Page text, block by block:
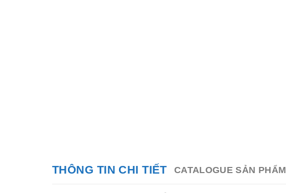
THÔNG TIN CHI TIẾT CATALOGUE SẢN PHẨM